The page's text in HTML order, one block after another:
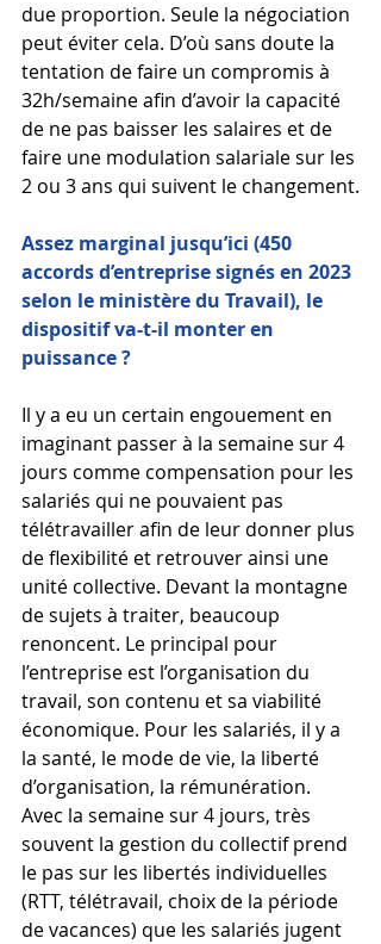
due proportion. Seule la négociation
peut éviter cela. D’où sans doute la
tentation de faire un compromis à
32h/semaine afin d’avoir la capacité
de ne pas baisser les salaires et de
faire une modulation salariale sur les
2 ou 3 ans qui suivent le changement.
Assez marginal jusqu’ici (450
accords d’entreprise signés en 2023
selon le ministère du Travail), le
dispositif va-t-il monter en
puissance ?
Il y a eu un certain engouement en
imaginant passer à la semaine sur 4
jours comme compensation pour les
salariés qui ne pouvaient pas
télétravailler afin de leur donner plus
de flexibilité et retrouver ainsi une
unité collective. Devant la montagne
de sujets à traiter, beaucoup
renoncent. Le principal pour
l’entreprise est l’organisation du
travail, son contenu et sa viabilité
économique. Pour les salariés, il y a
la santé, le mode de vie, la liberté
d’organisation, la rémunération.
Avec la semaine sur 4 jours, très
souvent la gestion du collectif prend
le pas sur les libertés individuelles
(RTT, télétravail, choix de la période
de vacances) que les salariés jugent